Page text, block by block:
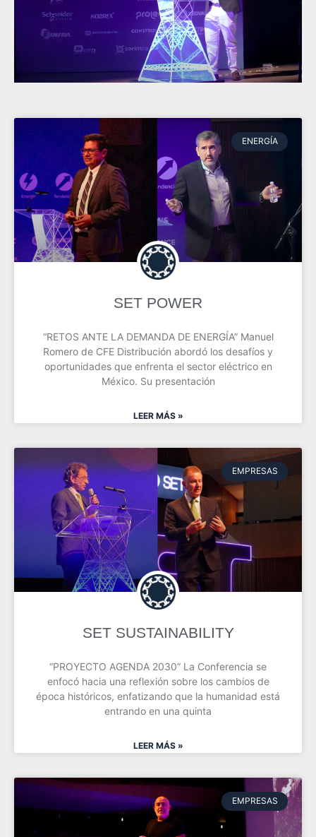
ENERGÍA
SET POWER
“RETOS ANTE LA DEMANDA DE ENERGÍA” Manuel
Romero de CFE Distribución abordó los desafíos y
oportunidades que enfrenta el sector eléctrico en
México. Su presentación
LEER MÁS »
EMPRESAS
SET SUSTAINABILITY
“PROYECTO AGENDA 2030” La Conferencia se
enfocó hacia una reflexión sobre los cambios de
época históricos, enfatizando que la humanidad está
entrando en una quinta
LEER MÁS »
EMPRESAS